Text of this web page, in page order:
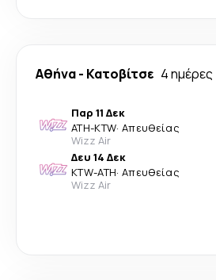
Αθήνα- Κατοβίτσε 4 ημέρες
Παρ 11 Δεκ
ATH-KTW· Απευθείας
Wizz Air
Δευ 14 Δεκ
KTW-ATH· Απευθείας
Wizz Air